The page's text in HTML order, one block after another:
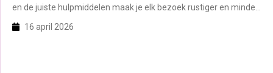
en de juiste hulpmiddelen maak je elk bezoek rustiger en minder
spannend.
16 april 2026